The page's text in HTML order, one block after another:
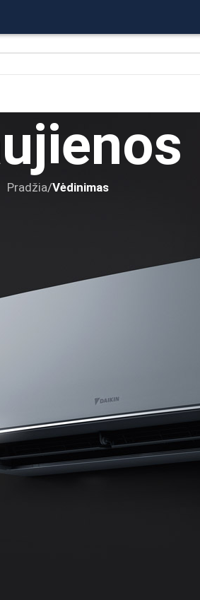
Pradžia/Vėdinimas
o būtinybė šiuolaikiniame
drėgmę. Tai ypač svarbu
oras nuolat keičiamas be
ir pelėsio, kuris gali pažeisti tiek